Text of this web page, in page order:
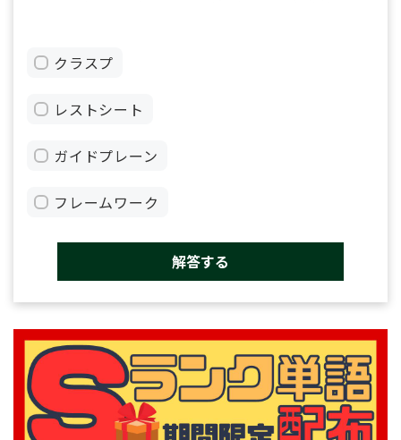
クラスプ
レストシート
ガイドプレーン
フレームワーク
解答する